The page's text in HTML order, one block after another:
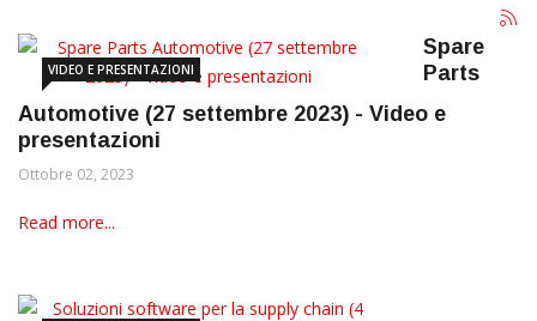
VIDEO E PRESENTAZIONI
Spare
Parts
Automotive (27 settembre 2023) - Video e
presentazioni
Ottobre 02, 2023
Read more...